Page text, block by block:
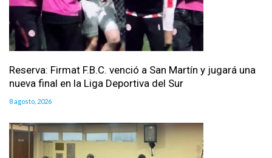
Reserva: Firmat F.B.C. venció a San Martín y jugará una
nueva final en la Liga Deportiva del Sur
8 agosto, 2026